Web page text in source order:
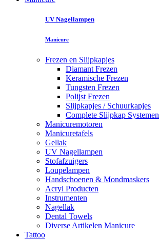
UV Nagellampen
Manicure
Frezen en Slijpkapjes
Diamant Frezen
Keramische Frezen
Tungsten Frezen
Polijst Frezen
Slijpkapjes / Schuurkapjes
Complete Slijpkap Systemen
Manicuremotoren
Manicuretafels
Gellak
UV Nagellampen
Stofafzuigers
Loupelampen
Handschoenen & Mondmaskers
Acryl Producten
Instrumenten
Nagellak
Dental Towels
Diverse Artikelen Manicure
Tattoo